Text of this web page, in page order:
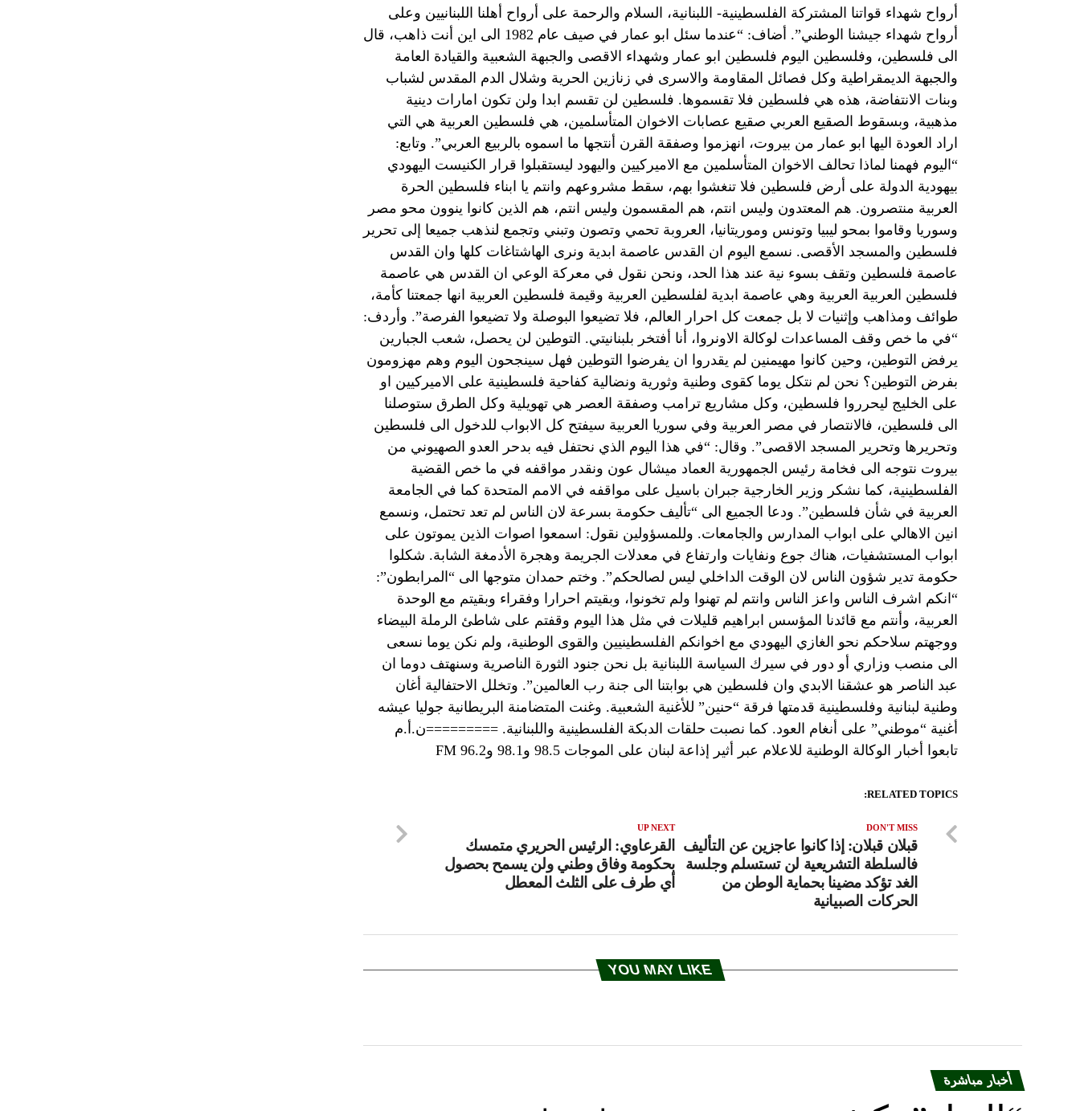
أرواح شهداء قواتنا المشتركة الفلسطينية- اللبنانية، السلام والرحمة على أرواح أهلنا اللبنانيين وعلى
أرواح شهداء جيشنا الوطني”. أضاف: “عندما سئل ابو عمار في صيف عام 1982 الى اين أنت ذاهب، قال
الى فلسطين، وفلسطين اليوم فلسطين ابو عمار وشهداء الاقصى والجبهة الشعبية والقيادة العامة
والجبهة الديمقراطية وكل فصائل المقاومة والاسرى في زنازين الحرية وشلال الدم المقدس لشباب
وبنات الانتفاضة، هذه هي فلسطين فلا تقسموها. فلسطين لن تقسم ابدا ولن تكون امارات دينية
مذهبية، وبسقوط الصقيع العربي صقيع عصابات الاخوان المتأسلمين، هي فلسطين العربية هي التي
اراد العودة اليها ابو عمار من بيروت، انهزموا وصفقة القرن أنتجها ما اسموه بالربيع العربي”. وتابع:
“اليوم فهمنا لماذا تحالف الاخوان المتأسلمين مع الاميركيين واليهود ليستقبلوا قرار الكنيست اليهودي
بيهودية الدولة على أرض فلسطين فلا تنغشوا بهم، سقط مشروعهم وانتم يا ابناء فلسطين الحرة
العربية منتصرون. هم المعتدون وليس انتم، هم المقسمون وليس انتم، هم الذين كانوا ينوون محو مصر
وسوريا وقاموا بمحو ليبيا وتونس وموريتانيا، العروبة تحمي وتصون وتبني وتجمع لنذهب جميعا إلى تحرير
فلسطين والمسجد الأقصى. نسمع اليوم ان القدس عاصمة ابدية ونرى الهاشتاغات كلها وان القدس
عاصمة فلسطين وتقف بسوء نية عند هذا الحد، ونحن نقول في معركة الوعي ان القدس هي عاصمة
فلسطين العربية العربية وهي عاصمة ابدية لفلسطين العربية وقيمة فلسطين العربية انها جمعتنا كأمة،
طوائف ومذاهب وإثنيات لا بل جمعت كل احرار العالم، فلا تضيعوا البوصلة ولا تضيعوا الفرصة”. وأردف:
“في ما خص وقف المساعدات لوكالة الاونروا، أنا أفتخر بلبنانيتي. التوطين لن يحصل، شعب الجبارين
يرفض التوطين، وحين كانوا مهيمنين لم يقدروا ان يفرضوا التوطين فهل سينجحون اليوم وهم مهزومون
بفرض التوطين؟ نحن لم نتكل يوما كقوى وطنية وثورية ونضالية كفاحية فلسطينية على الاميركيين او
على الخليج ليحرروا فلسطين، وكل مشاريع ترامب وصفقة العصر هي تهويلية وكل الطرق ستوصلنا
الى فلسطين، فالانتصار في مصر العربية وفي سوريا العربية سيفتح كل الابواب للدخول الى فلسطين
وتحريرها وتحرير المسجد الاقصى”. وقال: “في هذا اليوم الذي نحتفل فيه بدحر العدو الصهيوني من
بيروت نتوجه الى فخامة رئيس الجمهورية العماد ميشال عون ونقدر مواقفه في ما خص القضية
الفلسطينية، كما نشكر وزير الخارجية جبران باسيل على مواقفه في الامم المتحدة كما في الجامعة
العربية في شأن فلسطين”. ودعا الجميع الى “تأليف حكومة بسرعة لان الناس لم تعد تحتمل، ونسمع
انين الاهالي على ابواب المدارس والجامعات. وللمسؤولين نقول: اسمعوا اصوات الذين يموتون على
ابواب المستشفيات، هناك جوع ونفايات وارتفاع في معدلات الجريمة وهجرة الأدمغة الشابة. شكلوا
حكومة تدير شؤون الناس لان الوقت الداخلي ليس لصالحكم”. وختم حمدان متوجها الى “المرابطون”:
“انكم اشرف الناس واعز الناس وانتم لم تهنوا ولم تخونوا، وبقيتم احرارا وفقراء وبقيتم مع الوحدة
العربية، وأنتم مع قائدنا المؤسس ابراهيم قليلات في مثل هذا اليوم وقفتم على شاطئ الرملة البيضاء
ووجهتم سلاحكم نحو الغازي اليهودي مع اخوانكم الفلسطينيين والقوى الوطنية، ولم نكن يوما نسعى
الى منصب وزاري أو دور في سيرك السياسة اللبنانية بل نحن جنود الثورة الناصرية وسنهتف دوما ان
عبد الناصر هو عشقنا الابدي وان فلسطين هي بوابتنا الى جنة رب العالمين”. وتخلل الاحتفالية أغان
وطنية لبنانية وفلسطينية قدمتها فرقة “حنين” للأغنية الشعبية. وغنت المتضامنة البريطانية جوليا عيشه
أغنية “موطني” على أنغام العود. كما نصبت حلقات الدبكة الفلسطينية واللبنانية. =========ن.أ.م
تابعوا أخبار الوكالة الوطنية للاعلام عبر أثير إذاعة لبنان على الموجات 98.5 و98.1 و96.2 FM
RELATED TOPICS:
UP NEXT
القرعاوي: الرئيس الحريري متمسك
بحكومة وفاق وطني ولن يسمح بحصول
أي طرف على الثلث المعطل
DON'T MISS
قبلان قبلان: إذا كانوا عاجزين عن التأليف
فالسلطة التشريعية لن تستسلم وجلسة
الغد تؤكد مضينا بحماية الوطن من
الحركات الصبيانية
YOU MAY LIKE
أخبار مباشرة